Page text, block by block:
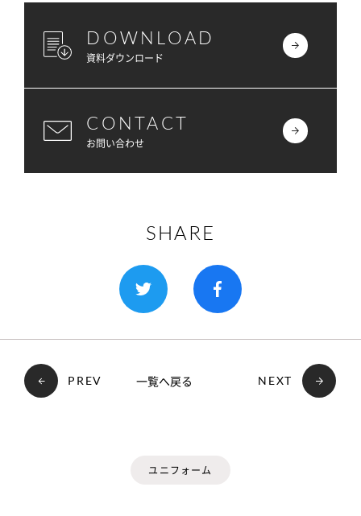
DOWNLOAD
資料ダウンロード
CONTACT
お問い合わせ
SHARE
PREV 一覧へ戻る NEXT
ユニフォーム